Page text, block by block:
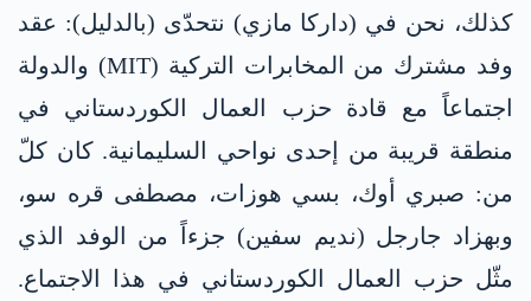
كذلك، نحن في (داركا مازي) نتحدّى (بالدليل): عقد
وفد مشترك من المخابرات التركية (MIT) والدولة
اجتماعاً مع قادة حزب العمال الكوردستاني في
منطقة قريبة من إحدى نواحي السليمانية. كان كلّ
من: صبري أوك، بسي هوزات، مصطفى قره سو،
وبهزاد جارجل (نديم سفين) جزءاً من الوفد الذي
مثّل حزب العمال الكوردستاني في هذا الاجتماع.